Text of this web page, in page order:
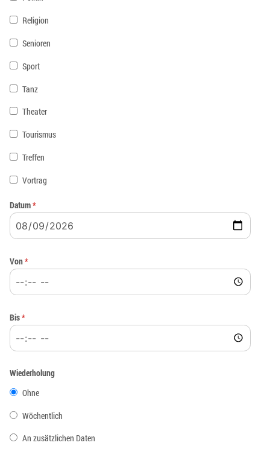
Religion
Senioren
Sport
Tanz
Theater
Tourismus
Treffen
Vortrag
Datum*
Von*
Bis*
Wiederholung
Ohne
Wöchentlich
An zusätzlichen Daten